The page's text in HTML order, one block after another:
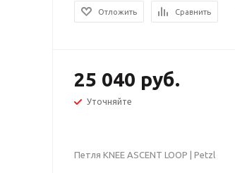
Отложить Сравнить
25 040 руб.
Уточняйте
Петля KNEE ASCENT LOOP | Petzl